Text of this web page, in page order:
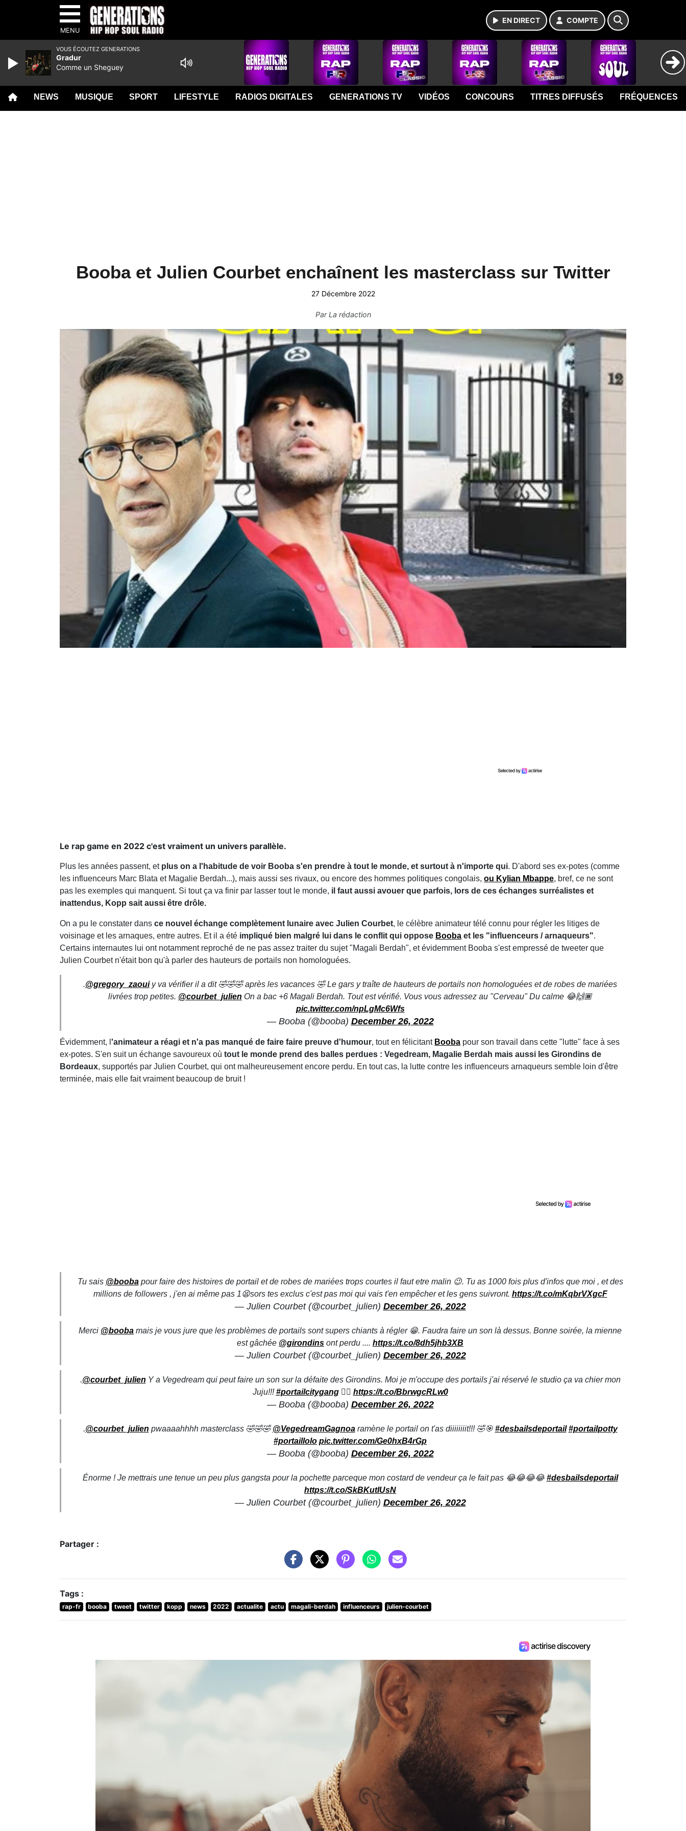
MENU
EN DIRECT COMPTE
NEWS MUSIQUE SPORT LIFESTYLE RADIOS DIGITALES GENERATIONS TV VIDÉOS CONCOURS TITRES DIFFUSÉS FRÉQUENCES
Booba et Julien Courbet enchaînent les masterclass sur Twitter
27 Décembre 2022
ParLa rédaction
Le rap game en 2022 c'est vraiment un univers parallèle.
Plus les années passent, et plus on a l'habitude de voir Booba s'en prendre à tout le monde, et surtout à n'importe qui. D'abord ses ex-potes (comme
les influenceurs Marc Blata et Magalie Berdah...), mais aussi ses rivaux, ou encore des hommes politiques congolais, ou Kylian Mbappe, bref, ce ne sont
pas les exemples qui manquent. Si tout ça va finir par lasser tout le monde, il faut aussi avouer que parfois, lors de ces échanges surréalistes et
inattendus, Kopp sait aussi être drôle.
On a pu le constater dans ce nouvel échange complètement lunaire avec Julien Courbet, le célèbre animateur télé connu pour régler les litiges de
voisinage et les arnaques, entre autres. Et il a été impliqué bien malgré lui dans le conflit qui oppose Booba et les "influenceurs / arnaqueurs".
Certains internautes lui ont notamment reproché de ne pas assez traiter du sujet "Magali Berdah", et évidemment Booba s'est empressé de tweeter que
Julien Courbet n'était bon qu'à parler des hauteurs de portails non homologuées.
.@gregory_zaouiy va vérifier il a dit 🤣🤣🤣 après les vacances 🤣 Le gars y traîte de hauteurs de portails non homologuées et de robes de mariées
livrées trop petites. @courbet_julien On a bac +6 Magali Berdah. Tout est vérifié. Vous vous adressez au "Cerveau" Du calme 😂🙌🏾
pic.twitter.com/npLgMc6Wfs
— Booba (@booba) December 26, 2022
Évidemment, l 'animateur a réagi et n'a pas manqué de faire faire preuve d'humour, tout en félicitant Booba pour son travail dans cette "lutte" face à ses
ex-potes. S'en suit un échange savoureux où tout le monde prend des balles perdues : Vegedream, Magalie Berdah mais aussi les Girondins de
Bordeaux, supportés par Julien Courbet, qui ont malheureusement encore perdu. En tout cas, la lutte contre les influenceurs arnaqueurs semble loin d'être
terminée, mais elle fait vraiment beaucoup de bruit !
Tu sais @boobapour faire des histoires de portail et de robes de mariées trops courtes il faut etre malin 😉. Tu as 1000 fois plus d'infos que moi , et des
millions de followers , j'en ai même pas 1😫sors tes exclus c'est pas moi qui vais t'en empêcher et les gens suivront. https://t.co/mKqbrVXgcF
— Julien Courbet (@courbet_julien) December 26, 2022
Merci @booba mais je vous jure que les problèmes de portails sont supers chiants à régler 😁. Faudra faire un son là dessus. Bonne soirée, la mienne
est gâchée @girondins ont perdu .... https://t.co/8dh5jhb3XB
— Julien Courbet (@courbet_julien) December 26, 2022
.@courbet_julien Y a Vegedream qui peut faire un son sur la défaite des Girondins. Moi je m'occupe des portails j'ai réservé le studio ça va chier mon
Juju!!!#portailcitygang🏴‍☠️ https://t.co/BbrwgcRLw0
— Booba (@booba) December 26, 2022
.@courbet_julien pwaaaahhhh masterclass 🤣🤣🤣 @VegedreamGagnoaramène le portail on t'as diiiiiiiit!!! 🤣🎯 #desbailsdeportail #portailpotty
#portaillolo pic.twitter.com/Ge0hxB4rGp
— Booba (@booba) December 26, 2022
Énorme ! Je mettrais une tenue un peu plus gangsta pour la pochette parceque mon costard de vendeur ça le fait pas 😂😂😂😂 #desbailsdeportail
https://t.co/SkBKutIUsN
— Julien Courbet (@courbet_julien) December 26, 2022
Partager :
Tags :
rap-fr booba tweet twitter kopp news 2022 actualite actu magali-berdah influenceurs julien-courbet
VOUS ÉCOUTEZ GENERATIONS
Gradur
Comme un Sheguey